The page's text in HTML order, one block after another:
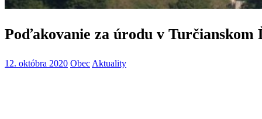
Poďakovanie za úrodu v Turčianskom
12. októbra 2020 Obec Aktuality